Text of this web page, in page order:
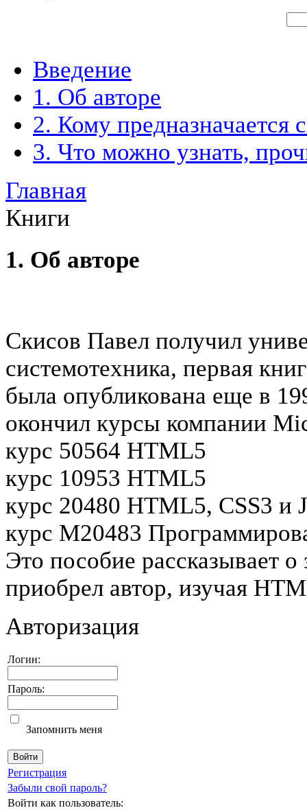
Введение
1. Об авторе
2. Кому предназначается
3. Что можно узнать,
Главная
Книги
1. Об авторе
Скисов Павел получил
системотехника, первая
была опубликована еще в
окончил курсы компании
курс 50564 HTML5
курс 10953 HTML5
курс 20480 HTML5, CSS3 и
курс M20483
Это пособие рассказывает
приобрел автор, изучая
Авторизация
Логин:
Пароль:
Запомнить меня
Регистрация
Забыли свой пароль?
Войти как пользователь: